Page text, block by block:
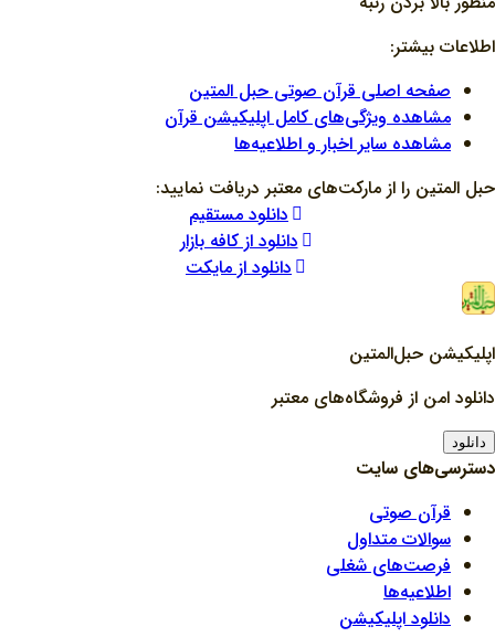
اطلاعات بیشتر:
صفحه اصلی قرآن صوتی حبل المتین
مشاهده ویژگی‌های کامل اپلیکیشن قرآن
مشاهده سایر اخبار و اطلاعیه‌ها
حبل المتین را از مارکت‌های معتبر دریافت نمایید:
دانلود مستقیم
دانلود از کافه بازار
دانلود از مایکت
اپلیکیشن حبل‌المتین
دانلود امن از فروشگاه‌های معتبر
دانلود
دسترسی‌های سایت
قرآن صوتی
سوالات متداول
فرصت‌های شغلی
اطلاعیه‌ها
دانلود اپلیکیشن